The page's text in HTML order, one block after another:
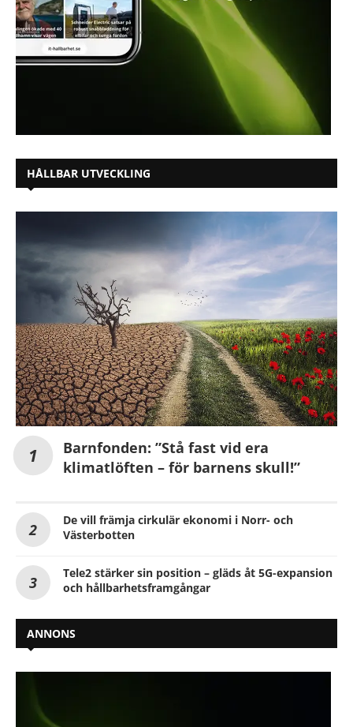
HÅLLBAR UTVECKLING
Barnfonden: ”Stå fast vid era
klimatlöften – för barnens skull!”
De vill främja cirkulär ekonomi i Norr- och
Västerbotten
Tele2 stärker sin position – gläds åt 5G-expansion
och hållbarhetsframgångar
ANNONS